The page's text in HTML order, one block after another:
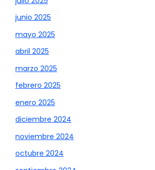
junio 2025
mayo 2025
abril 2025
marzo 2025
febrero 2025
enero 2025
diciembre 2024
noviembre 2024
octubre 2024